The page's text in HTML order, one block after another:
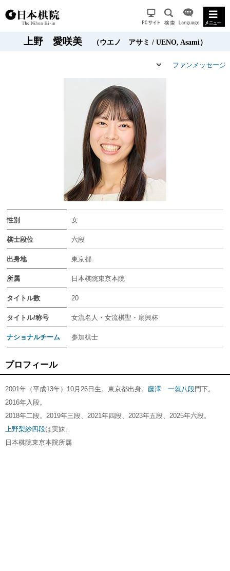
上野 愛咲美 （ウエノ アサミ / UENO, Asami）
ファンメッセージ
性別 女
棋士段位 六段
出身地 東京都
所属 日本棋院東京本院
タイトル数 20
タイトル/称号 女流名人・女流棋聖・扇興杯
ナショナルチーム 参加棋士
プロフィール
2001年（平成13年）10月26日生。東京都出身。 藤澤 一就八段門下。
2016年入段。
2018年二段。2019年三段、2021年四段、2023年五段、2025年六段。
上野梨紗四段は実妹。
日本棋院東京本院所属